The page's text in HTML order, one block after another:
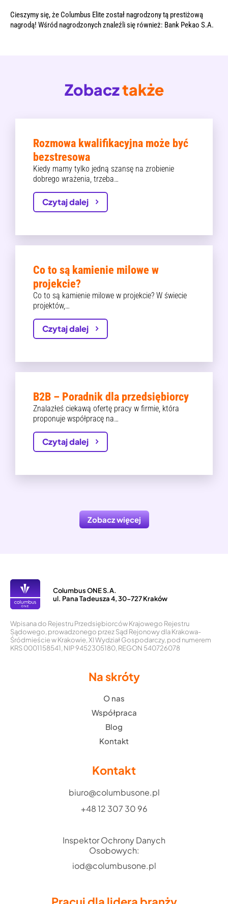
Cieszymy się, że Columbus Elite został nagrodzony tą prestiżową
nagrodą! Wśród nagrodzonych znaleźli się również: Bank Pekao S.A.
Zobacztakże
Rozmowa kwalifikacyjna może być
bezstresowa
Kiedy mamy tylko jedną szansę na zrobienie
dobrego wrażenia, trzeba…
Czytaj dalej
Co to są kamienie milowe w
projekcie?
Co to są kamienie milowe w projekcie? W świecie
projektów,…
Czytaj dalej
B2B – Poradnik dla przedsiębiorcy
Znalazłeś ciekawą ofertę pracy w firmie, która
proponuje współpracę na…
Czytaj dalej
Zobacz więcej
Columbus ONE S.A.
ul. Pana Tadeusza 4, 30-727 Kraków
Wpisana do Rejestru Przedsiębiorców Krajowego Rejestru
Sądowego, prowadzonego przez Sąd Rejonowy dla Krakowa-
Śródmieście w Krakowie, XI Wydział Gospodarczy, pod numerem
KRS 0001158541, NIP 9452305180, REGON 540726078
Na skróty
O nas
Współpraca
Blog
Kontakt
Kontakt
biuro@columbusone.pl
+48 12 307 30 96
Inspektor Ochrony Danych
Osobowych:
iod@columbusone.pl